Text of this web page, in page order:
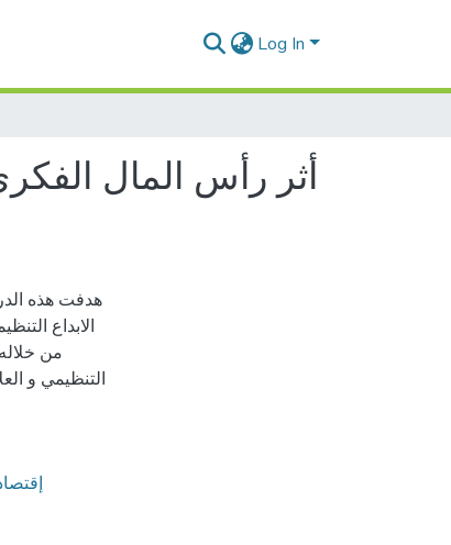
Log In
أثر رأس المال
هدفت هذه
الابداع
من
التنظيمي و